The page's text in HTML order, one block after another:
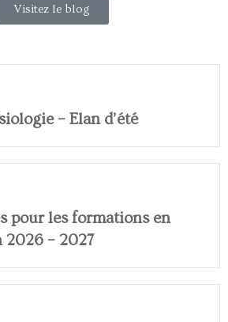
Visitez le blog
– Elan d’été
pour les formations en
2026 – 2027